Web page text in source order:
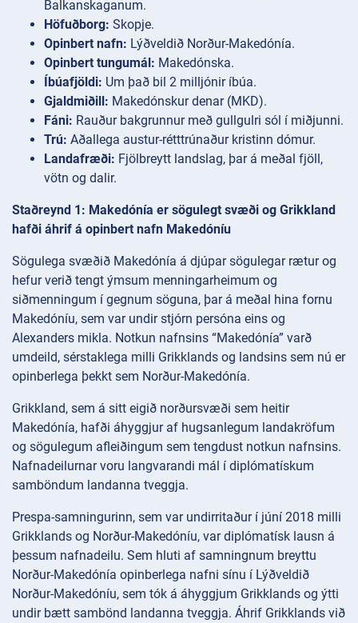
Balkanskaganum.
Höfuðborg: Skopje.
Opinbert nafn: Lýðveldið Norður-Makedónía.
Opinbert tungumál: Makedónska.
Íbúafjöldi: Um það bil 2 milljónir íbúa.
Gjaldmiðill: Makedónskur denar (MKD).
Fáni: Rauður bakgrunnur með gullgulri sól í miðjunni.
Trú: Aðallega austur-rétttrúnaður kristinn dómur.
Landafræði: Fjölbreytt landslag, þar á meðal fjöll,
vötn og dalir.
Staðreynd 1: Makedónía er sögulegt svæði og Grikkland
hafði áhrif á opinbert nafn Makedóníu
Sögulega svæðið Makedónía á djúpar sögulegar rætur og
hefur verið tengt ýmsum menningarheimum og
siðmenningum í gegnum söguna, þar á meðal hina fornu
Makedóníu, sem var undir stjórn persóna eins og
Alexanders mikla. Notkun nafnsins “Makedónía” varð
umdeild, sérstaklega milli Grikklands og landsins sem nú er
opinberlega þekkt sem Norður-Makedónía.
Grikkland, sem á sitt eigið norðursvæði sem heitir
Makedónía, hafði áhyggjur af hugsanlegum landakröfum
og sögulegum afleiðingum sem tengdust notkun nafnsins.
Nafnadeilurnar voru langvarandi mál í diplómatískum
samböndum landanna tveggja.
Prespa-samningurinn, sem var undirritaður í júní 2018 milli
Grikklands og Norður-Makedóníu, var diplómatísk lausn á
þessum nafnadeilu. Sem hluti af samningnum breyttu
Norður-Makedónía opinberlega nafni sínu í Lýðveldið
Norður-Makedóníu, sem tók á áhyggjum Grikklands og ýtti
undir bætt sambönd landanna tveggja. Áhrif Grikklands við